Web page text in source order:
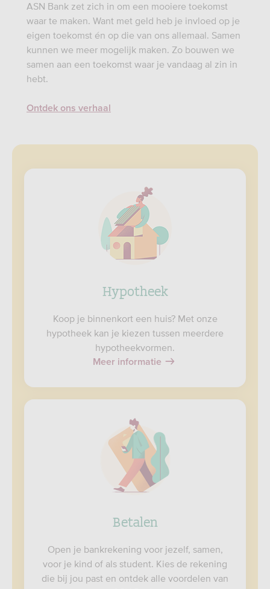
ASN Bank zet zich in om een mooiere toekomst
waar te maken. Want met geld heb je invloed op je
eigen toekomst én op die van ons allemaal. Samen
kunnen we meer mogelijk maken. Zo bouwen we
samen aan een toekomst waar je vandaag al zin in
hebt.
Ontdek ons verhaal
Hypotheek
Koop je binnenkort een huis? Met onze
hypotheek kan je kiezen tussen meerdere
hypotheekvormen.
Meer informatie
Betalen
Open je bankrekening voor jezelf, samen,
voor je kind of als student. Kies de rekening
die bij jou past en ontdek alle voordelen van